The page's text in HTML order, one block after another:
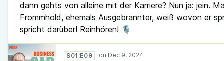
dann gehts von alleine mit der Karriere? Nun ja: jein.
Frommhold, ehemals Ausgebrannter, weiß wovon er
spricht darüber! Reinhören! 🎙️
S01:E09